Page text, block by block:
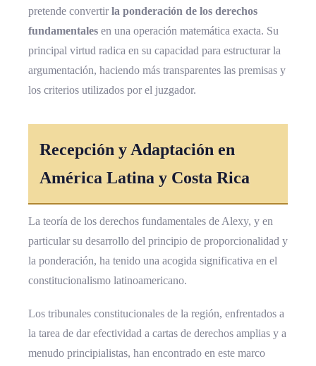
pretende convertirla ponderación de los derechos
fundamentales en una operación matemática exacta. Su
principal virtud radica en su capacidad para estructurar la
argumentación, haciendo más transparentes las premisas y
los criterios utilizados por el juzgador.
Recepción y Adaptación en
América Latina y Costa Rica
La teoría de los derechos fundamentales de Alexy, y en
particular su desarrollo del principio de proporcionalidad y
la ponderación, ha tenido una acogida significativa en el
constitucionalismo latinoamericano.
Los tribunales constitucionales de la región, enfrentados a
la tarea de dar efectividad a cartas de derechos amplias y a
menudo principialistas, han encontrado en este marco